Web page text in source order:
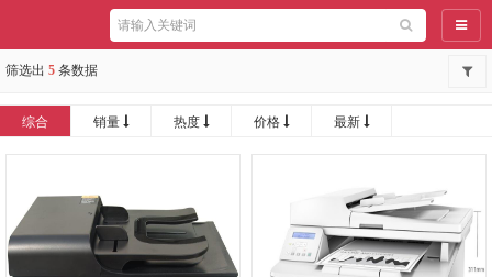
导航
筛选出 5 条数据
综合 销量 热度 价格 最新